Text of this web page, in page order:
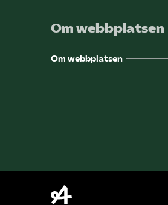
Om webbplatsen
Om webbplatsen